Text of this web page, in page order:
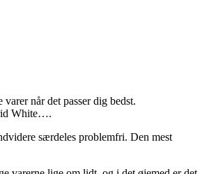
når det passer dig bedst.
White….
særdeles problemfri. Den mest